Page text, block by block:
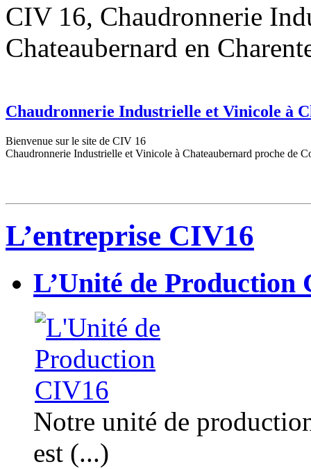
CIV 16, Chaudronnerie
Chateaubernard en
Chaudronnerie Industrielle et Vinicole à
Bienvenue sur le site de CIV 16
Chaudronnerie Industrielle et Vinicole à Chateaubernard proche de
L’entreprise CIV16
L’Unité de Production
Notre unité de
est (...)